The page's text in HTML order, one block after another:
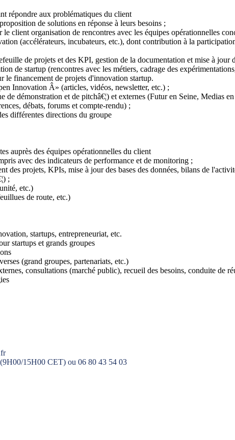
répondre aux problématiques du client
de solutions en réponse à leurs besoins ;
client organisation de rencontres avec les équipes opérationnelles
(accélérateurs, incubateurs, etc.), dont contribution à la
de projets et des KPI, gestion de la documentation et mise à jour
de startup (rencontres avec les métiers, cadrage des
le financement de projets d'innovation startup.
Innovation Â» (articles, vidéos, newsletter, etc.) ;
démonstration et de pitchâ€¦) et externes (Futur en Seine, Medias en
débats, forums et compte-rendu) ;
différentes directions du groupe
auprès des équipes opérationnelles du client
avec des indicateurs de performance et de monitoring ;
projets, KPIs, mise à jour des bases des données, bilans de
;
etc.)
de route, etc.)
startups, entrepreneuriat, etc.
startups et grands groupes
(grand groupes, partenariats, etc.)
consultations (marché public), recueil des besoins, conduite de
15H00 CET) ou 06 80 43 54 03